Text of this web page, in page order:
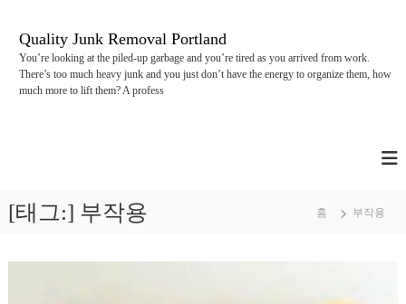
Quality Junk Removal Portland
You’re looking at the piled-up garbage and you’re tired as you arrived from work.
There’s too much heavy junk and you just don’t have the energy to organize them, how
much more to lift them? A profess
[태그:] 부작용 홈 부작용